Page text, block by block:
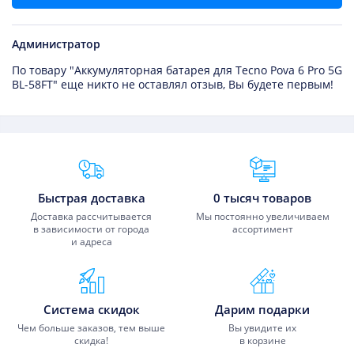
Администратор
По товару "Аккумуляторная батарея для Tecno Pova 6 Pro 5G
BL-58FT" еще никто не оставлял отзыв, Вы будете первым!
Преимущества Fixmobile
Быстрая доставка
Доставка рассчитывается
в зависимости от города
и адреса
0 тысяч товаров
Мы постоянно увеличиваем
ассортимент
Система скидок
Чем больше заказов, тем выше
скидка!
Дарим подарки
Вы увидите их
в корзине